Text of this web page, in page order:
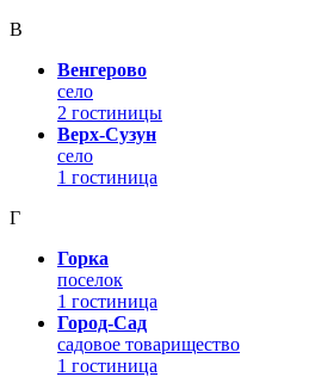
В
Венгерово
село
2 гостиницы
Верх-Сузун
село
1 гостиница
Г
Горка
поселок
1 гостиница
Город-Сад
садовое товарищество
1 гостиница